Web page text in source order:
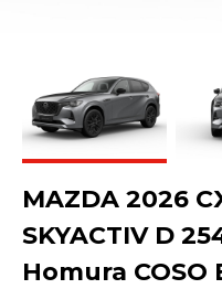
MAZDA 2026
SKYACTIV D
Homura COSO